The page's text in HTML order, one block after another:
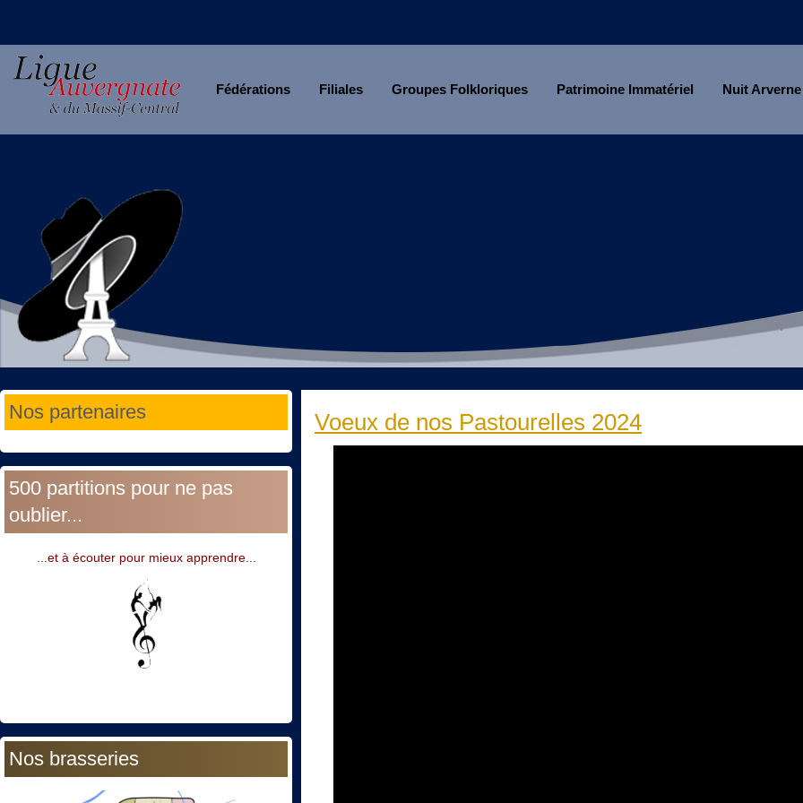
Fédérations Filiales Groupes Folkloriques Patrimoine Immatériel Nuit Arverne
Nos partenaires
500 partitions pour ne pas
oublier...
...et à écouter pour mieux apprendre...
Nos brasseries
Voeux de nos Pastourelles 2024